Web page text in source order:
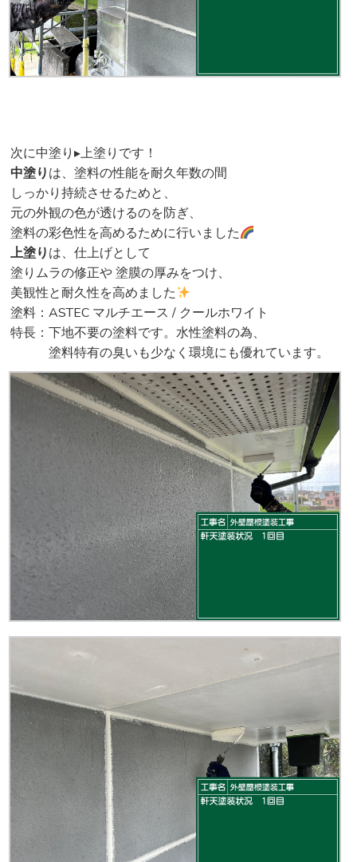
次に中塗り▸上塗りです！
中塗りは、塗料の性能を耐久年数の間
しっかり持続させるためと、
元の外観の色が透けるのを防ぎ、
塗料の彩色性を高めるために行いました
上塗りは、仕上げとして
塗りムラの修正や 塗膜の厚みをつけ、
美観性と耐久性を高めました
塗料：ASTEC マルチエース / クールホワイト
特長：下地不要の塗料です。水性塗料の為、
塗料特有の臭いも少なく環境にも優れています。